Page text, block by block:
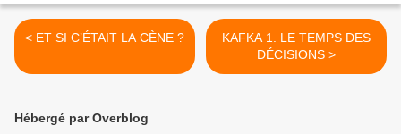
< ET SI C’ÉTAIT LA CÈNE ?
KAFKA 1. LE TEMPS DES
DÉCISIONS >
Hébergé par Overblog